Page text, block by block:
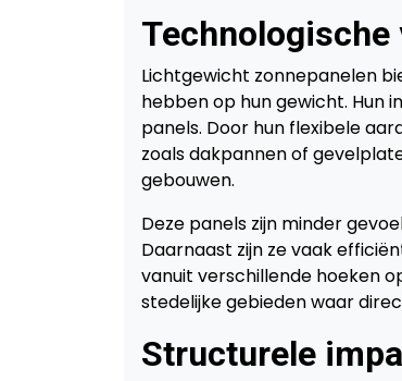
Technologische
Lichtgewicht zonnepanelen
hebben op hun gewicht. Hun
panels. Door hun flexibele
zoals dakpannen of
gebouwen.
Deze panels zijn minder
Daarnaast zijn ze vaak
vanuit verschillende hoeken
stedelijke gebieden waar
Structurele